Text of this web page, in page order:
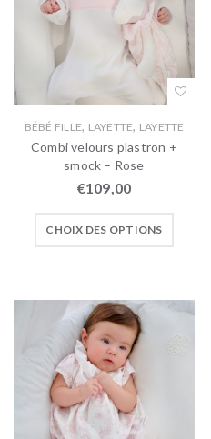
BÉBÉ FILLE, LAYETTE, LAYETTE
Combi velours plastron +
smock – Rose
€109,00
CHOIX DES OPTIONS